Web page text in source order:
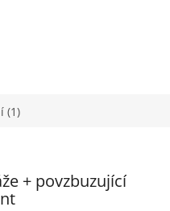
(1)
+ povzbuzující